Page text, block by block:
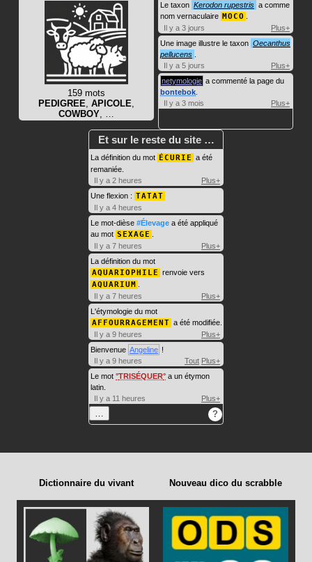
159 mots
PEDIGREE, APICOLE,
COWBOY, …
Le taxon Kerodon rupestris a comme
nom vernaculaire MOCO
Il y a 3 jours
Plus+
Une image illustre le taxon Oecanthus
pellucens
Il y a 5 jours
Plus+
netymologie a commenté la page du
bontebok
Il y a 3 mois
Plus+
Et sur le reste du site …
La définition du mot ÉCURIE a été
remaniée.
Il y a 2 heures
Plus+
Une flexion : TATAT
Il y a 4 heures
Le mot-dièse #Élevage a été appliqué
au mot SEXAGE
Il y a 7 heures
Plus+
La définition du mot
AQUARIOPHILE renvoie vers
AQUARIUM
Il y a 7 heures
Plus+
L'étymologie du mot
AFFOURRAGEMENT a été modifiée.
Il y a 9 heures
Plus+
Bienvenue Angeline !
Il y a 9 heures
Tout Plus+
Le mot TRISÉQUER a un étymon
latin.
Il y a 11 heures
Plus+
… ?
Dictionnaire du vivant Nouveau dico du scrabble